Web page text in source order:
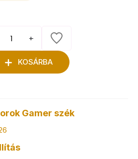
+
KOSÁRBA
Gamer szék